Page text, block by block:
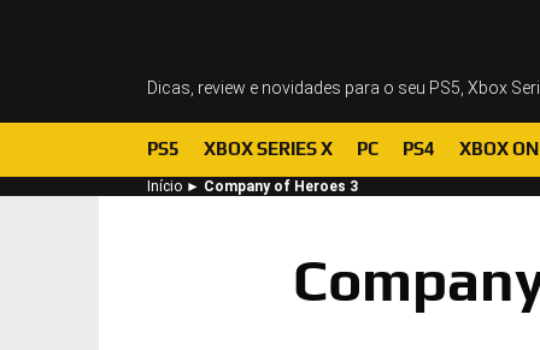
Dicas, review e novidades para o seu PS5, Xbox
PS5 XBOX SERIES X PC PS4 XBOX
Início ► Company of Heroes 3